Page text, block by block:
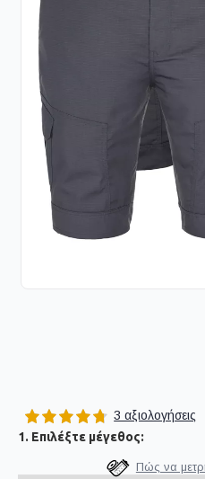
3 αξιολογήσεις
1. Επιλέξτε μέγεθος:
Πώς να